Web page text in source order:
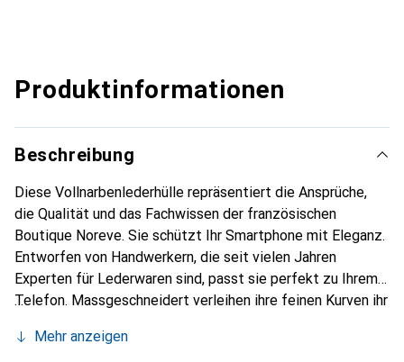
Produktinformationen
Beschreibung
Diese Vollnarbenlederhülle repräsentiert die Ansprüche,
die Qualität und das Fachwissen der französischen
Boutique Noreve. Sie schützt Ihr Smartphone mit Eleganz.
Entworfen von Handwerkern, die seit vielen Jahren
Experten für Lederwaren sind, passt sie perfekt zu Ihrem
Telefon. Massgeschneidert verleihen ihre feinen Kurven ihr
unverzichtbaren Accessoire für Ihr Smartphone.
Mehr anzeigen